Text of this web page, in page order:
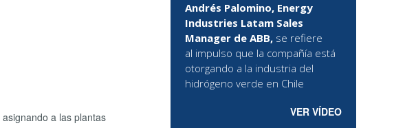
a las plantas
Andrés Palomino, Energy
Industries Latam Sales
Manager de ABB, se refiere
al impulso que la compañía está
otorgando a la industria del
hidrógeno verde en Chile
VER VÍDEO